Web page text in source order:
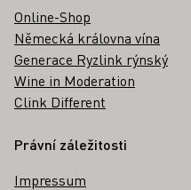
Online-Shop
Německá královna vína
Generace Ryzlink rýnský
Wine in Moderation
Clink Different
Právní záležitosti
Impressum